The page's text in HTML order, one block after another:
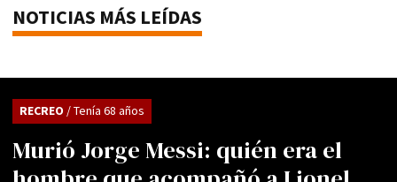
NOTICIAS MÁS LEÍDAS
Murió Jorge Messi: quién era el
RECREO / Tenía 68 años